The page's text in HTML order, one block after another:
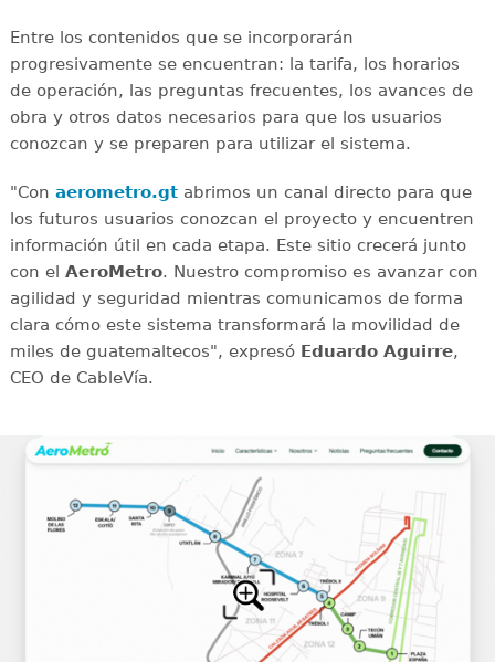
Entre los contenidos que se incorporarán
progresivamente se encuentran: la tarifa, los horarios
de operación, las preguntas frecuentes, los avances de
obra y otros datos necesarios para que los usuarios
conozcan y se preparen para utilizar el sistema.
"Con aerometro.gtabrimos un canal directo para que
los futuros usuarios conozcan el proyecto y encuentren
información útil en cada etapa. Este sitio crecerá junto
con el AeroMetro. Nuestro compromiso es avanzar con
agilidad y seguridad mientras comunicamos de forma
clara cómo este sistema transformará la movilidad de
miles de guatemaltecos", expresó Eduardo Aguirre,
CEO de CableVía.